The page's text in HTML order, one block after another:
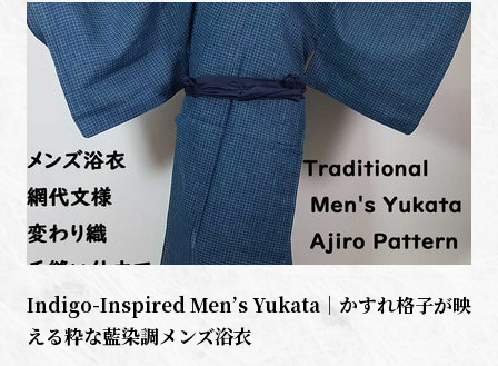
Indigo-Inspired Men’s Yukata｜かすれ格子が映
える粋な藍染調メンズ浴衣